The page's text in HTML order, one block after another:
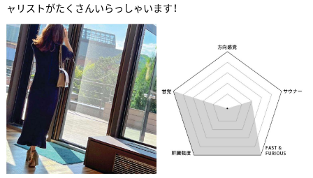
ャリストがたくさんいらっしゃいます！